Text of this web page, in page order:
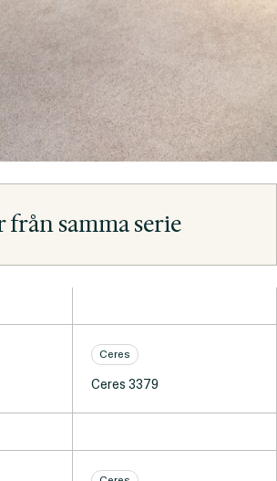
från samma serie
Ceres
Ceres 3379